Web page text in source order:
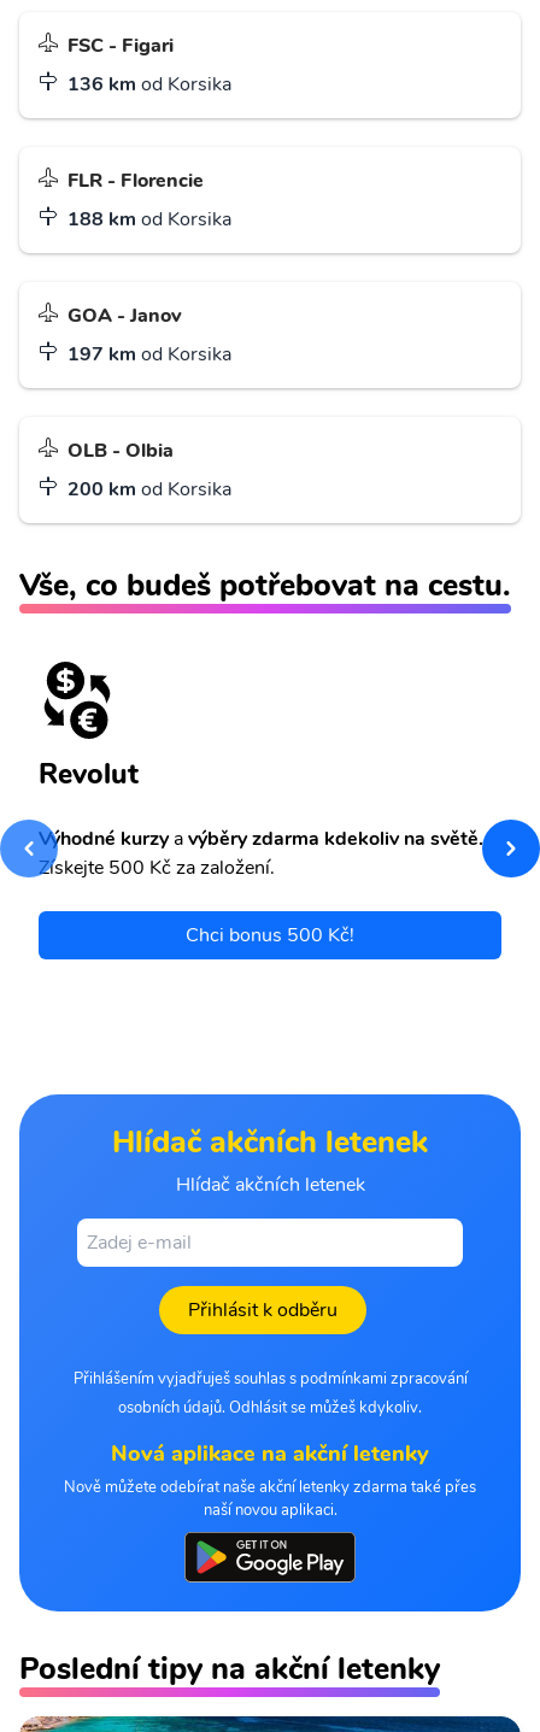
FSC - Figari
136 km od Korsika
FLR - Florencie
188 km od Korsika
GOA - Janov
197 km od Korsika
OLB - Olbia
200 km od Korsika
Vše, co budeš potřebovat na cestu.
Revolut
Výhodné kurzyavýběry zdarma kdekoliv na světě.
Získejte 500 Kč za založení.
Chci bonus 500 Kč!
Hlídač akčních letenek
Hlídač akčních letenek
Přihlásit k odběru
Přihlášením vyjadřuješ souhlas s podmínkami zpracování
osobních údajů. Odhlásit se můžeš kdykoliv.
Nová aplikace na akční letenky
Nově můžete odebírat naše akční letenky zdarma také přes
naší novou aplikaci.
Poslední tipy na akční letenky